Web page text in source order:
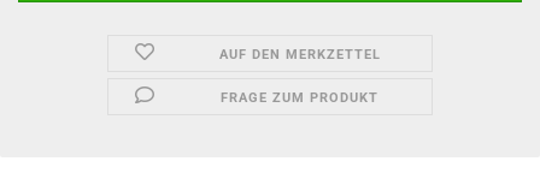
AUF DEN MERKZETTEL
FRAGE ZUM PRODUKT